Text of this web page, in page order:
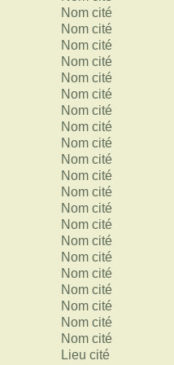
Nom cité
Nom cité
Nom cité
Nom cité
Nom cité
Nom cité
Nom cité
Nom cité
Nom cité
Nom cité
Nom cité
Nom cité
Nom cité
Nom cité
Nom cité
Nom cité
Nom cité
Nom cité
Nom cité
Nom cité
Nom cité
Lieu cité